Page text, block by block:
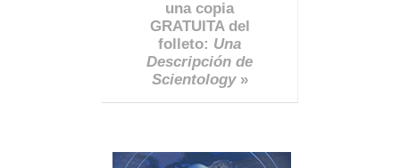
una copia
GRATUITA del
folleto: Una
Descripción de
Scientology»